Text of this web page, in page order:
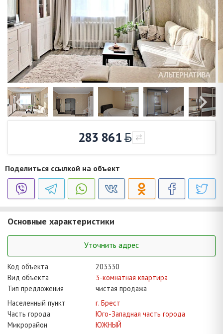
283 861
Поделиться ссылкой на объект
Основные характеристики
Уточнить адрес
Код объекта
203330
Вид объекта
3-комнатная квартира
Тип предложения
чистая продажа
Населенный пункт
г. Брест
Часть города
Юго-Западная часть города
Микрорайон
ЮЖНЫЙ